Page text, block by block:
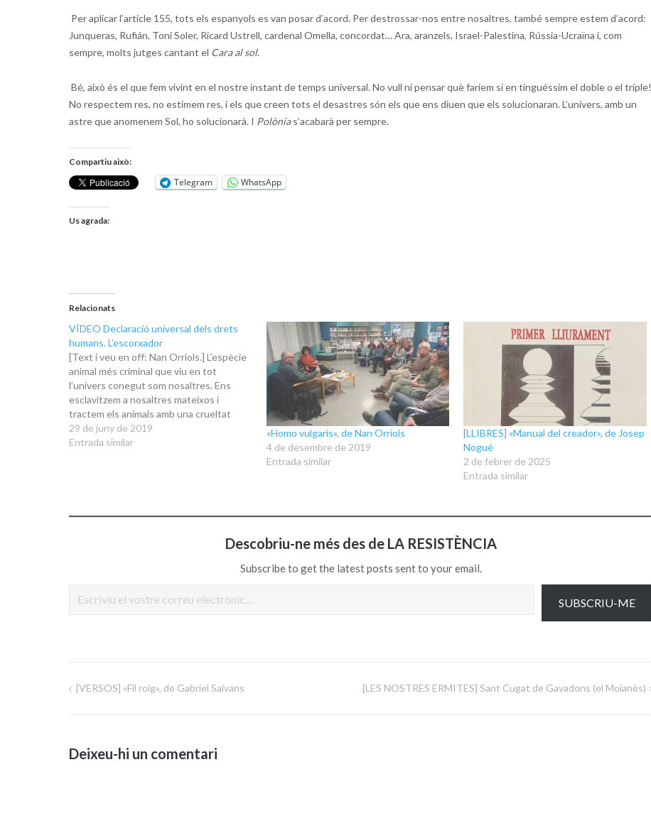
Per aplicar l’article 155, tots els espanyols es van posar d’acord. Per destrossar-nos entre nosaltres, també sempre estem d’acord:
Junqueras, Rufián, Toni Soler, Ricard Ustrell, cardenal Omella, concordat… Ara, aranzels, Israel-Palestina, Rússia-Ucraïna i, com
sempre, molts jutges cantant el Cara al sol.
Bé, això és el que fem vivint en el nostre instant de temps universal. No vull ni pensar què faríem si en tinguéssim el doble o el triple!
No respectem res, no estimem res, i els que creen tots el desastres són els que ens diuen que els solucionaran. L’univers, amb un
astre que anomenem Sol, ho solucionarà. I Polònias’acabarà per sempre.
Compartiu això:
Telegram WhatsApp
Us agrada:
Relacionats
VÍDEO Declaració universal dels drets
humans. L’escorxador
[Text i veu en off: Nan Orriols.] L’espècie
animal més criminal que viu en tot
l’univers conegut som nosaltres. Ens
esclavitzem a nosaltres mateixos i
tractem els animals amb una crueltat
gairebé indescriptible. Farts de tot, no en
tenim mai prou i hem convertit tots els
29 de juny de 2019
Entrada similar
«Homo vulgaris», de Nan Orriols
4 de desembre de 2019
Entrada similar
[LLIBRES] «Manual del creador», de Josep
Nogué
2 de febrer de 2025
Entrada similar
Descobriu-ne més des de LA RESISTÈNCIA
Subscribe to get the latest posts sent to your email.
SUBSCRIU-ME
Navegació
[VERSOS] «Fil roig», de Gabriel Salvans [LES NOSTRES ERMITES] Sant Cugat de Gavadons (el Moianès)
Deixeu-hi un comentari